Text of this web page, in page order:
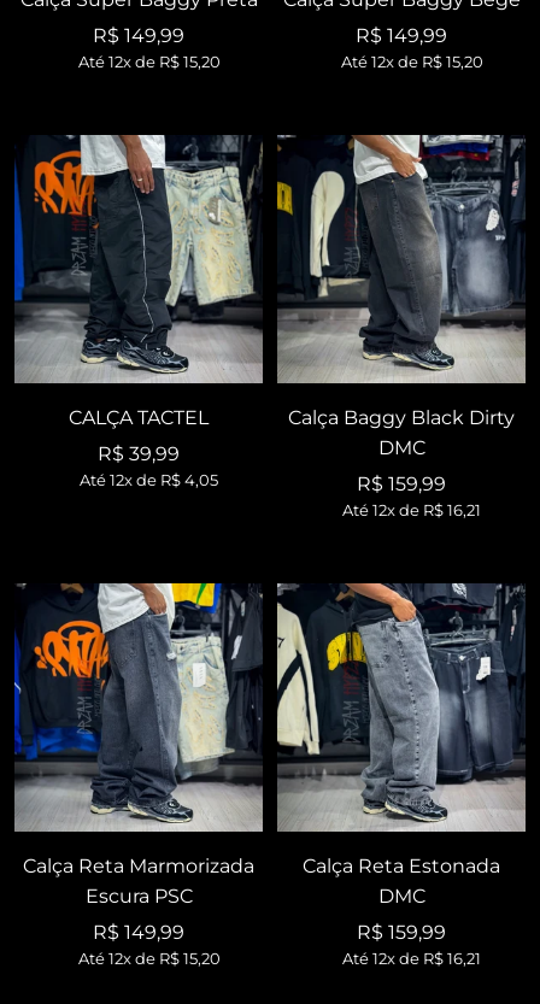
Preço
promocional
R$ 149,99
Até 12x de R$ 15,20
Preço
promocional
R$ 149,99
Até 12x de R$ 15,20
CALÇA TACTEL
Preço
promocional
R$ 39,99
Até 12x de R$ 4,05
Calça Baggy Black Dirty
DMC
Preço
promocional
R$ 159,99
Até 12x de R$ 16,21
Calça Reta Marmorizada
Escura PSC
Preço
promocional
R$ 149,99
Até 12x de R$ 15,20
Calça Reta Estonada
DMC
Preço
promocional
R$ 159,99
Até 12x de R$ 16,21